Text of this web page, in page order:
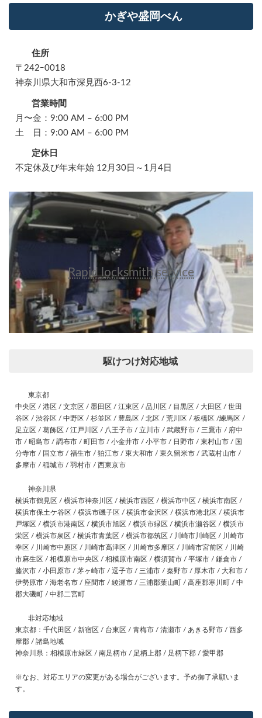
かぎや盛岡べん
住所
〒242ｰ0018
神奈川県大和市深見西6-3-12
営業時間
月〜金：9:00 AM – 6:00 PM
土 日：9:00 AM – 6:00 PM
定休日
不定休及び年末年始 12月30日～1月4日
Rapid locksmith service
駆けつけ対応地域
東京都
中央区 / 港区 / 文京区 / 墨田区 / 江東区 / 品川区 / 目黒区 / 大田区 / 世田
谷区 / 渋谷区 / 中野区 / 杉並区 / 豊島区 / 北区 / 荒川区 / 板橋区 /練馬区 /
足立区 / 葛飾区 / 江戸川区 / 八王子市 / 立川市 / 武蔵野市 / 三鷹市 / 府中
市 / 昭島市 / 調布市 / 町田市 / 小金井市 / 小平市 / 日野市 / 東村山市 / 国
分寺市 / 国立市 / 福生市 / 狛江市 / 東大和市 / 東久留米市 / 武蔵村山市 /
多摩市 / 稲城市 / 羽村市 / 西東京市
神奈川県
横浜市鶴見区 / 横浜市神奈川区 / 横浜市西区 / 横浜市中区 / 横浜市南区 /
横浜市保土ケ谷区 / 横浜市磯子区 / 横浜市金沢区 / 横浜市港北区 / 横浜市
戸塚区 / 横浜市港南区 / 横浜市旭区 / 横浜市緑区 / 横浜市瀬谷区 / 横浜市
栄区 / 横浜市泉区 / 横浜市青葉区 / 横浜市都筑区 / 川崎市川崎区 / 川崎市
幸区 / 川崎市中原区 / 川崎市高津区 / 川崎市多摩区 / 川崎市宮前区 / 川崎
市麻生区 / 相模原市中央区 / 相模原市南区 / 横須賀市 / 平塚市 / 鎌倉市 /
藤沢市 / 小田原市 / 茅ヶ崎市 / 逗子市 / 三浦市 / 秦野市 / 厚木市 / 大和市 /
伊勢原市 / 海老名市 / 座間市 / 綾瀬市 / 三浦郡葉山町 / 高座郡寒川町 / 中
郡大磯町 / 中郡二宮町
非対応地域
東京都：千代田区 / 新宿区 / 台東区 / 青梅市 / 清瀬市 / あきる野市 / 西多
摩郡 / 諸島地域
神奈川県：相模原市緑区 / 南足柄市 / 足柄上郡 / 足柄下郡 / 愛甲郡
※なお、対応エリアの変更がある場合がございます。予め御了承願いま
す。